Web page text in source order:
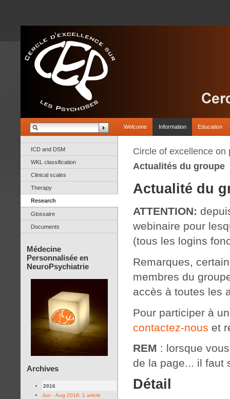
Welcome Information Education
ICD and DSM
WKL classification
Clinical scales
Therapy
Research
Glossaire
Documents
Médecine
Personnalisée en
NeuroPsychiatrie
Archives
2016
Jun - Aug 2016: 1 article
Circle of excellence on
Actualités du groupe
Actualité du
ATTENTION:
webinaire pour
(tous les logins
Remarques,
membres du
accès à toutes les
Pour participer à
contactez-nous et
REM : lorsque
de la page... il faut
Détail